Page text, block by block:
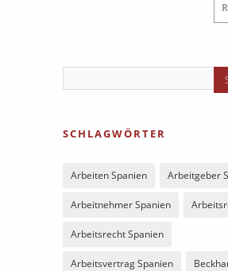
SCHLAGWÖRTER
Arbeiten Spanien Arbeitgeber
Arbeitnehmer Spanien
Arbeitsrecht Spanien
Arbeitsvertrag Spanien